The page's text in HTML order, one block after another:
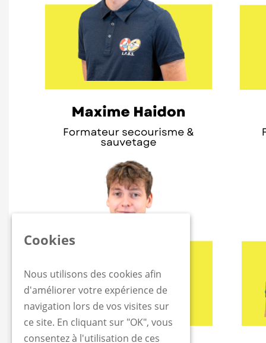
Cookies
Nous utilisons des cookies afin
d'améliorer votre expérience de
navigation lors de vos visites sur
ce site. En cliquant sur "OK", vous
consentez à l'utilisation de ces